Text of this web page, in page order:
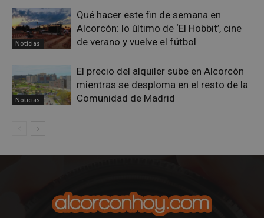
Noticias
Qué hacer este fin de semana en
Alcorcón: lo último de ‘El Hobbit’, cine
de verano y vuelve el fútbol
Noticias
El precio del alquiler sube en Alcorcón
mientras se desploma en el resto de la
Comunidad de Madrid
sp_landing
Spotify Inc.
.spotify.com
VISITOR_PRIVACY_METADATA
YouTube
.youtube.com